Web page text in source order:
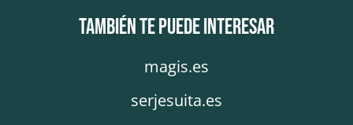
También te puede interesar
magis.es
serjesuita.es